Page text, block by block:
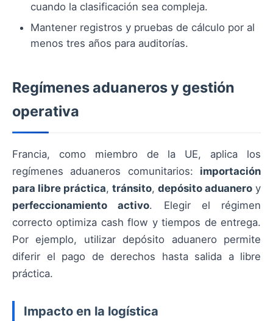
cuando la clasificación sea compleja.
Mantener registros y pruebas de cálculo por al
menos tres años para auditorías.
Regímenes aduaneros y gestión
operativa
Francia, como miembro de la UE, aplica los
regímenes aduaneros comunitarios: importación
para libre práctica, tránsito, depósito aduanero y
perfeccionamiento activo. Elegir el régimen
correcto optimiza cash flow y tiempos de entrega.
Por ejemplo, utilizar depósito aduanero permite
diferir el pago de derechos hasta salida a libre
práctica.
Impacto en la logística